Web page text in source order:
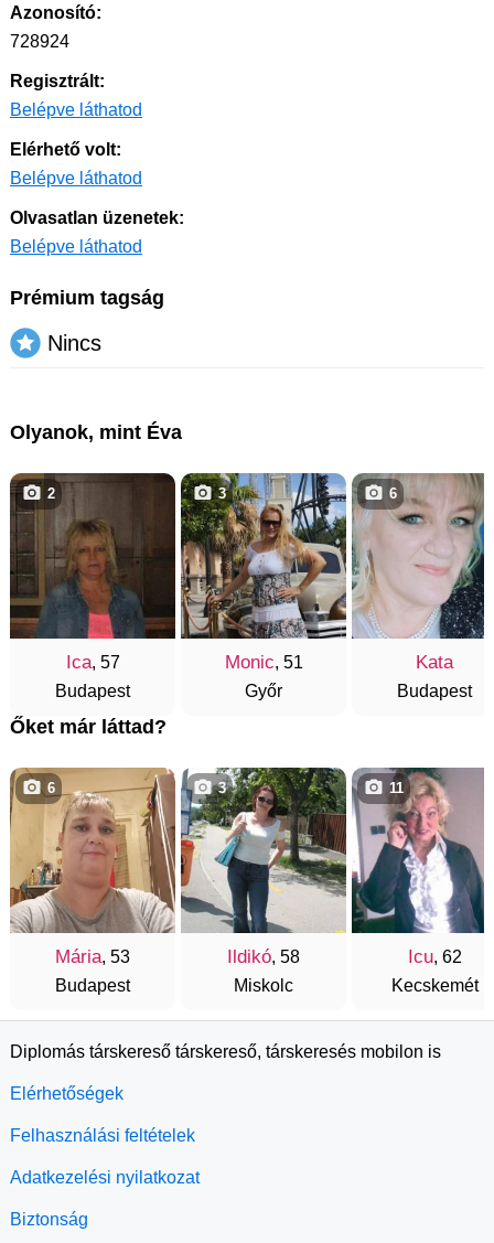
Azonosító:
728924
Regisztrált:
Belépve láthatod
Elérhető volt:
Belépve láthatod
Olvasatlan üzenetek:
Belépve láthatod
Prémium tagság
Nincs
Olyanok, mint Éva
Ica, 57
Budapest
2
Monic, 51
Győr
3
Kata
Budapest
6
Őket már láttad?
Mária, 53
Budapest
6
Ildikó, 58
Miskolc
3
Icu, 62
Kecskemét
11
Diplomás társkereső társkereső, társkeresés mobilon is
Elérhetőségek
Felhasználási feltételek
Adatkezelési nyilatkozat
Biztonság